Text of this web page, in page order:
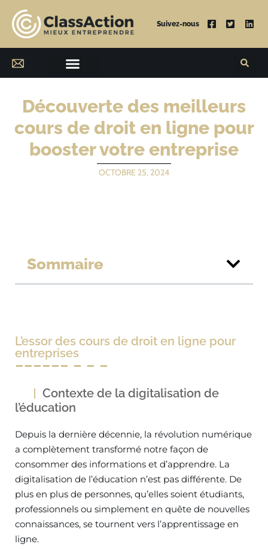
Suivez-nous
Découverte des meilleurs
cours de droit en ligne pour
booster votre entreprise
OCTOBRE 25, 2024
Sommaire
L’essor des cours de droit en ligne pour
entreprises
Contexte de la digitalisation de
l’éducation
Depuis la dernière décennie, la révolution numérique
a complètement transformé notre façon de
consommer des informations et d’apprendre. La
digitalisation de l’éducation n’est pas différente. De
plus en plus de personnes, qu’elles soient étudiants,
professionnels ou simplement en quête de nouvelles
connaissances, se tournent vers l’apprentissage en
ligne.